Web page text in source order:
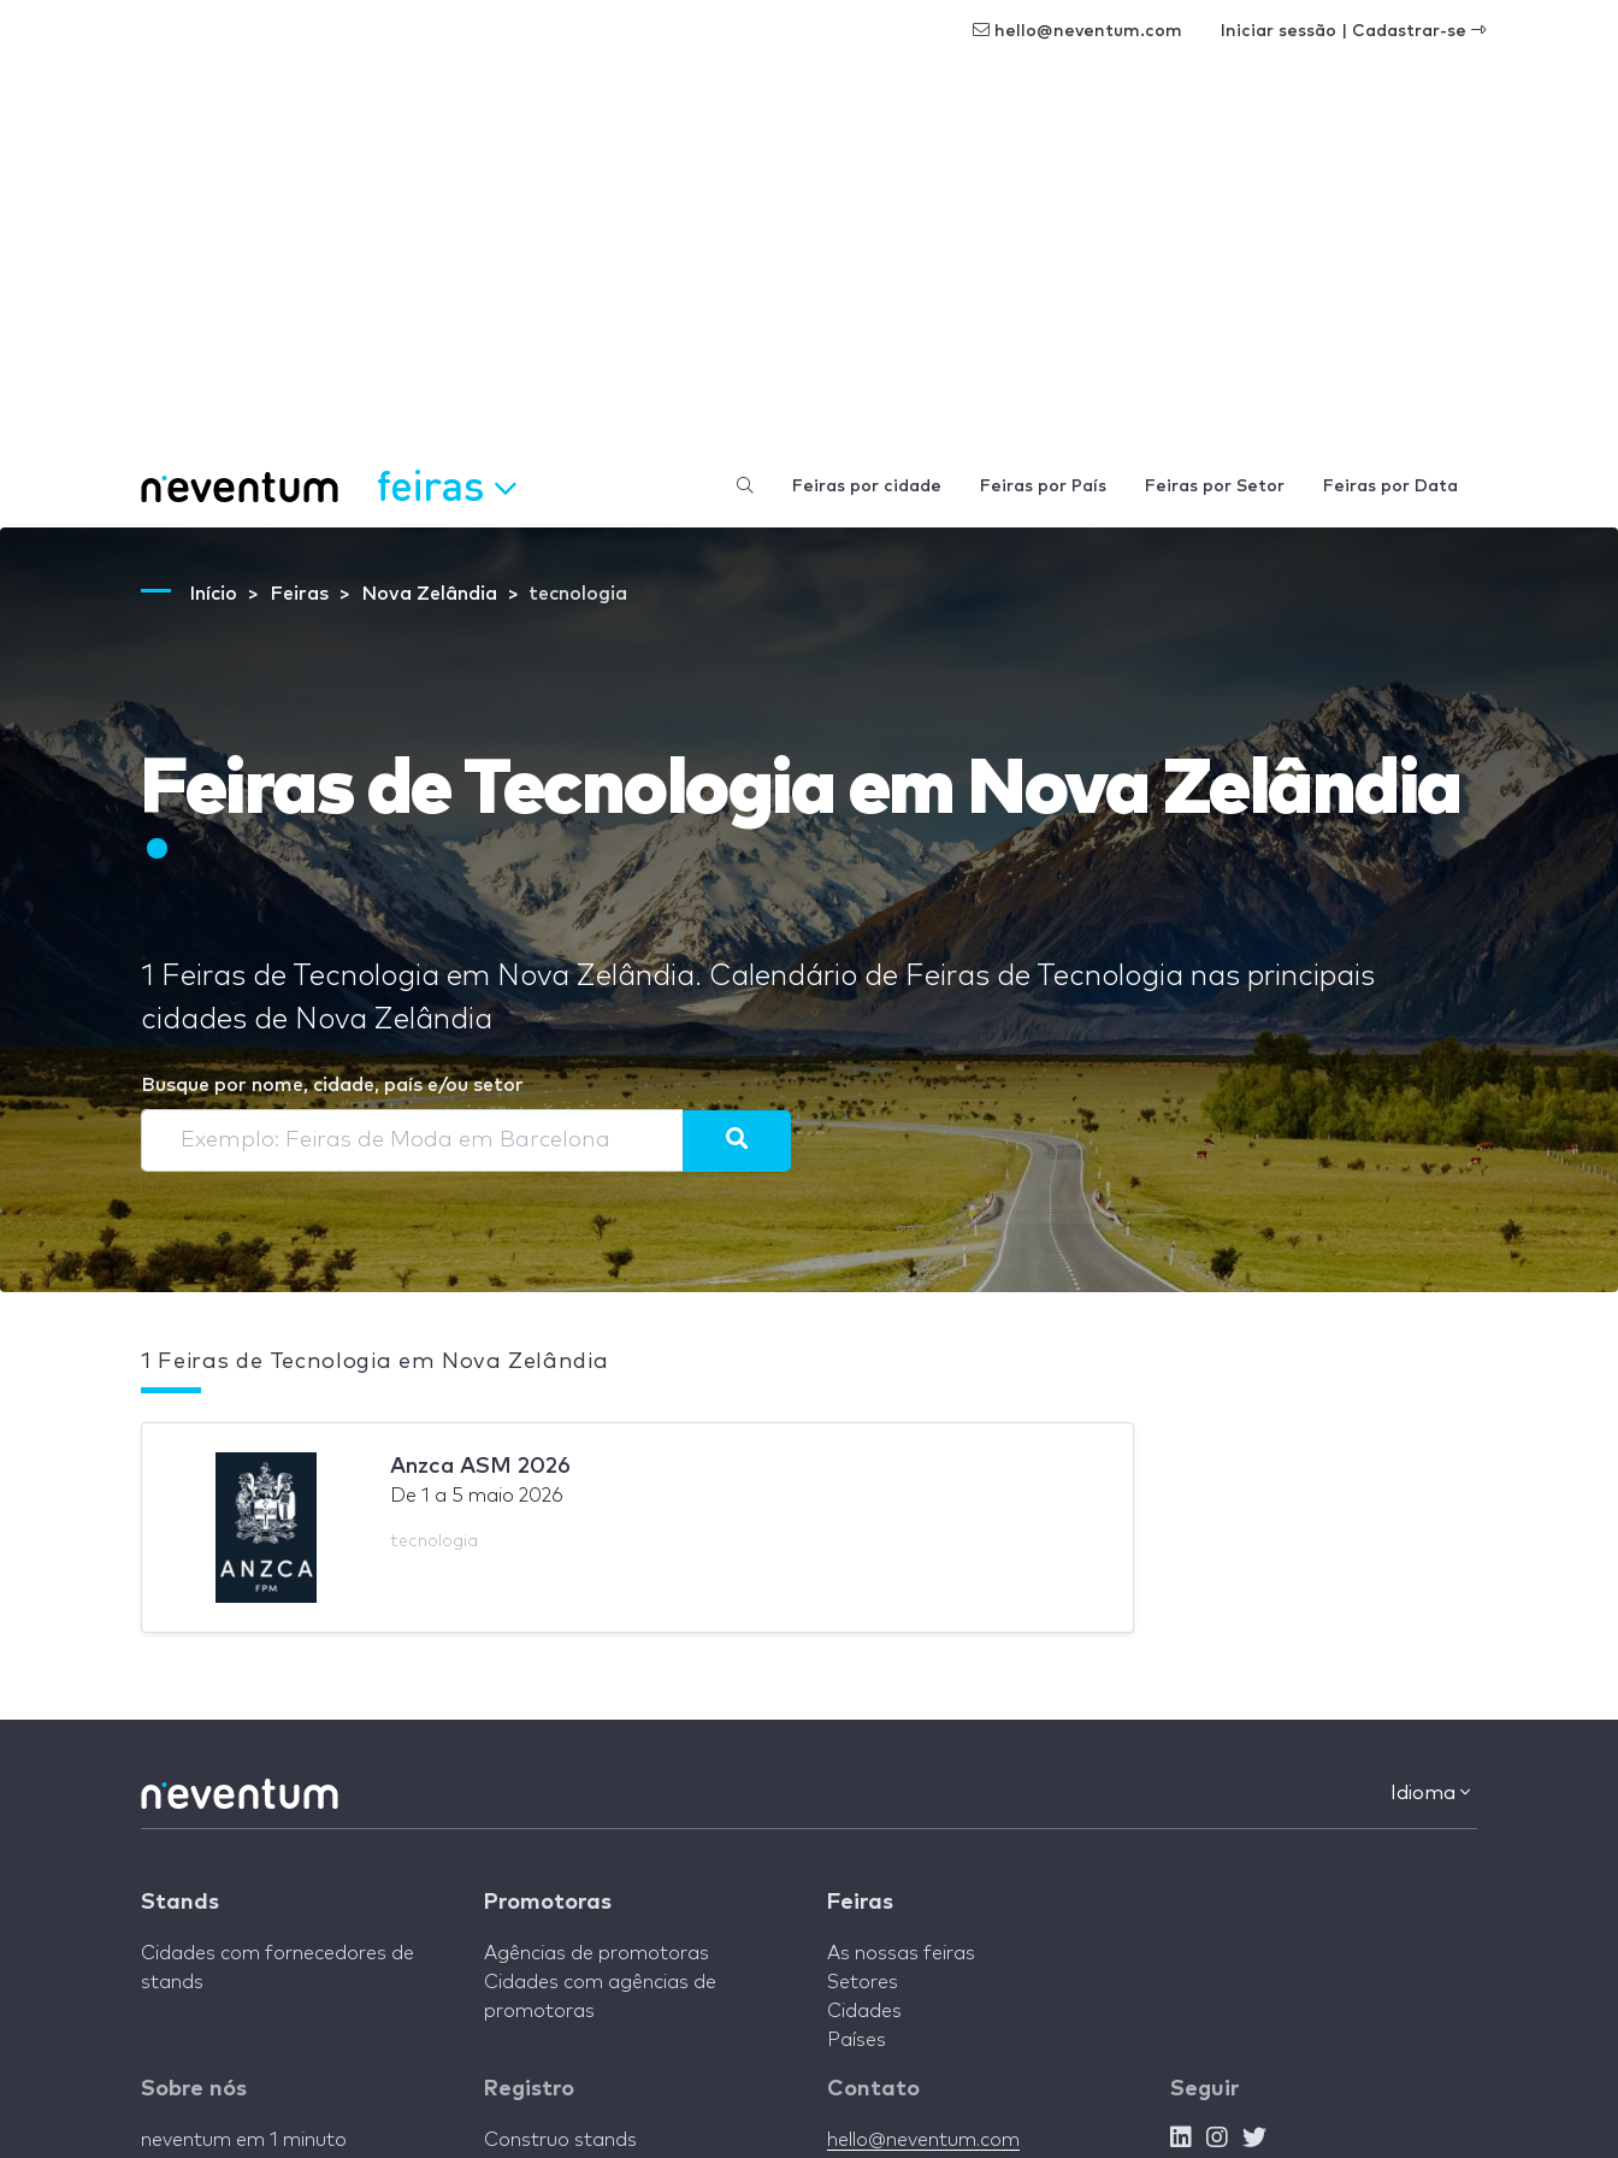
hello@neventum.com Iniciar sessão | Cadastrar-se
feiras Feiras por cidade Feiras por País Feiras por Setor Feiras por Data
Início Feiras Nova Zelândia tecnologia
Feiras de Tecnologia em Nova Zelândia
1 Feiras de Tecnologia em Nova Zelândia. Calendário de Feiras de Tecnologia nas principais
cidades de Nova Zelândia
Busque por nome, cidade, país e/ou setor
1 Feiras de Tecnologia em Nova Zelândia
Anzca ASM 2026
De 1 a 5 maio 2026
tecnologia
Idioma
Stands
Cidades com fornecedores de
stands
Promotoras
Agências de promotoras
Cidades com agências de
promotoras
Feiras
As nossas feiras
Setores
Cidades
Países
Sobre nós
neventum em 1 minuto
Registro
Construo stands
Contato
hello@neventum.com
Seguir